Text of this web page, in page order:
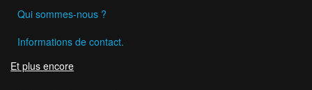
Qui sommes-nous ?
Informations de contact.
Et plus encore